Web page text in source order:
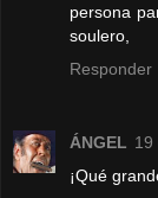
persona
soulero,
Responder
ÁNGEL 19
¡Qué